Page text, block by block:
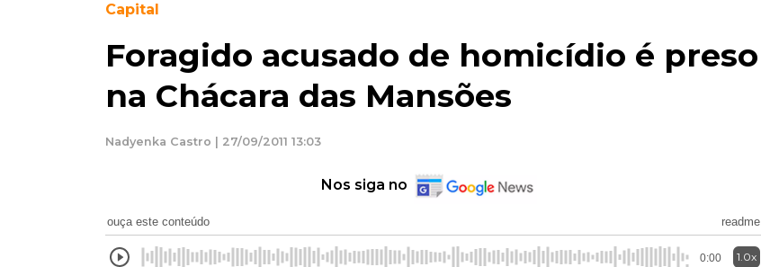
Capital
Foragido acusado de homicídio é preso
na Chácara das Mansões
Nadyenka Castro | 27/09/2011 13:03
Nos siga no
ouça este conteúdo readme
0:00 1.0x